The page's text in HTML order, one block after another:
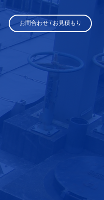
お問合わせ / お見積もり